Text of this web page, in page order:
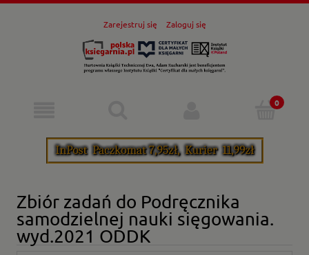
Zarejestruj się Zaloguj się
Zbiór zadań do Podręcznika
samodzielnej nauki sięgowania.
wyd.2021 ODDK